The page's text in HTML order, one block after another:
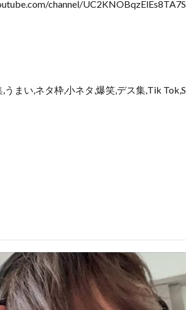
channel/
まい,ネタ枠,小ネタ,爆笑,デス集,Tik